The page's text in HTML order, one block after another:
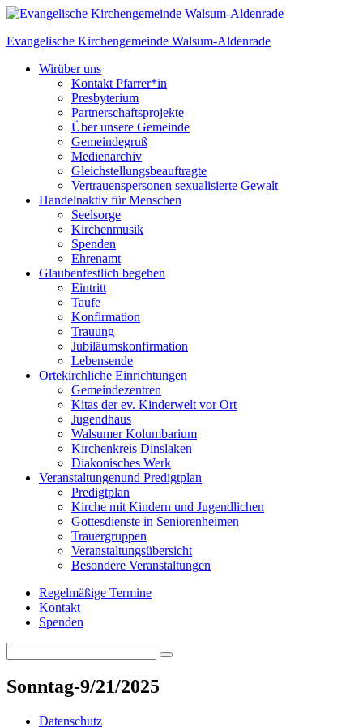
Skip
content
Evangelische Kirchengemeinde Walsum-Aldenrade
Wirüber uns
Kontakt Pfarrer*in
Presbyterium
Partnerschaftsprojekte
Über unsere Gemeinde
Gemeindegruß
Medienarchiv
Gleichstellungs­beauftragte
Vertrauenspersonen sexualisierte Gewalt
Handelnaktiv für Menschen
Seelsorge
Kirchenmusik
Spenden
Ehrenamt
Glaubenfestlich begehen
Eintritt
Taufe
Konfirmation
Trauung
Jubiläumskonfirmation
Lebensende
Ortekirchliche Einrichtungen
Gemeindezentren
Kitas der ev. Kinderwelt vor Ort
Jugendhaus
Walsumer Kolumbarium
Kirchenkreis Dinslaken
Diakonisches Werk
Veranstaltungenund Predigtplan
Predigtplan
Kirche mit Kindern und Jugendlichen
Gottesdienste in Seniorenheimen
Trauergruppen
Veranstaltungsübersicht
Besondere Veranstaltungen
Regelmäßige Termine
Kontakt
Spenden
for:
Search
Sonntag-9/21/2025
Datenschutz